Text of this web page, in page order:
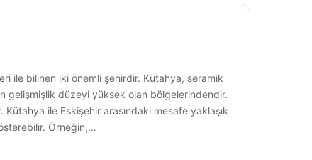
ile bilinen iki önemli şehirdir. Kütahya, seramik
gelişmişlik düzeyi yüksek olan bölgelerindendir.
Kütahya ile Eskişehir arasındaki mesafe yaklaşık
Örneğin,…